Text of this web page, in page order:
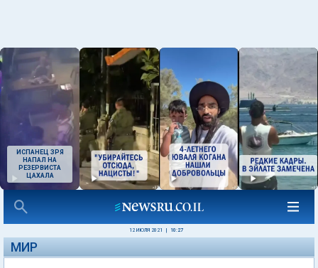
ИСПАНЕЦ ЗРЯ
НАПАЛ НА
РЕЗЕРВИСТА
ЦАХАЛА
12 ИЮЛЯ 2021 10:27
МИР